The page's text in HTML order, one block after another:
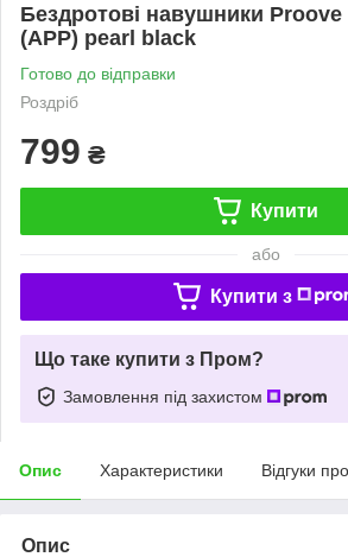
Бездротові навушники
(APP) pearl black
Готово до відправки
Роздріб
799 ₴
Купити
або
Купити з
Що таке купити з Пром?
Замовлення під захистом
Опис Характеристики Відгуки
Опис